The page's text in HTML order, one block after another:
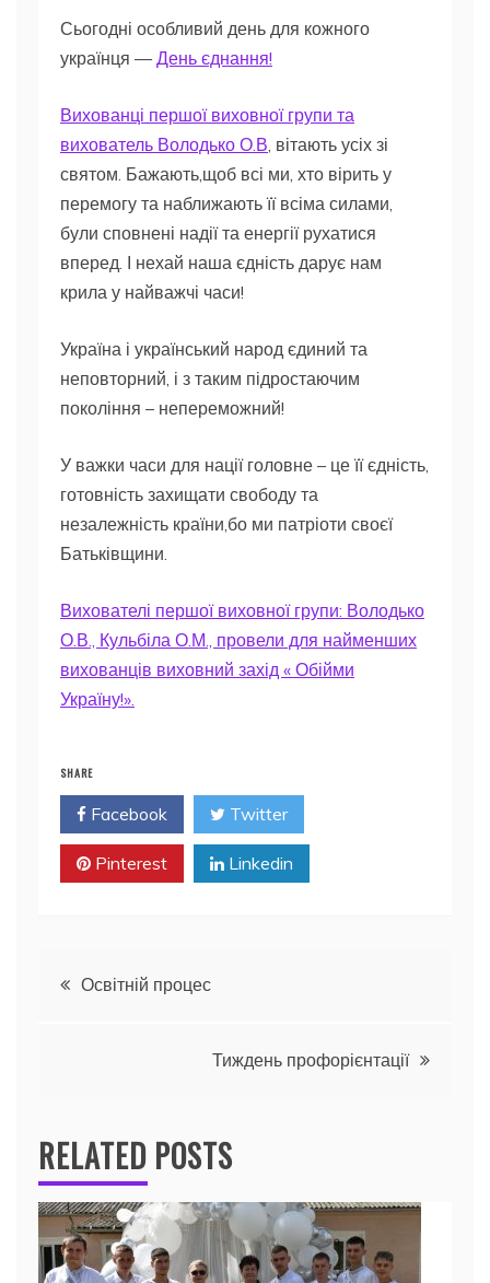
Сьогодні особливий день для кожного
українця —День єднання!
Вихованці першої виховної групи та
вихователь Володько О.В, вітають усіх зі
святом. Бажають,щоб всі ми, хто вірить у
перемогу та наближають її всіма силами,
були сповнені надії та енергії рухатися
вперед. І нехай наша єдність дарує нам
крила у найважчі часи!
Україна і український народ єдиний та
неповторний, і з таким підростаючим
покоління – непереможний!
У важки часи для нації головне – це її єдність,
готовність захищати свободу та
незалежність країни,бо ми патріоти своєї
Батьківщини.
Вихователі першої виховної групи: Володько
О.В., Кульбіла О.М., провели для найменших
вихованців виховний захід « Обійми
Україну!».
SHARE
Facebook Twitter
Pinterest Linkedin
Навігація
Освітній процес
Тиждень профорієнтації
RELATED POSTS